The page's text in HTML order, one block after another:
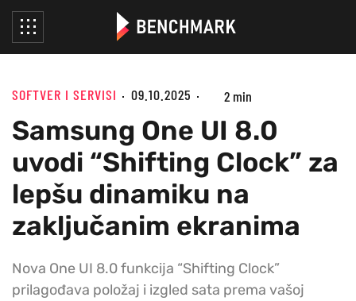
SOFTVER I SERVISI 09.10.2025 2 min
Samsung One UI 8.0
uvodi “Shifting Clock” za
lepšu dinamiku na
zaključanim ekranima
Nova One UI 8.0 funkcija “Shifting Clock”
prilagođava položaj i izgled sata prema vašoj